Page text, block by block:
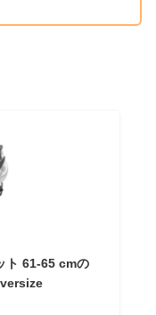
ト 61-65 cmの